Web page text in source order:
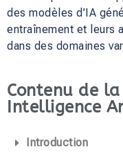
des modèles d’IA
entraînement et leurs
dans des domaines
Contenu de
Intelligence
Introduction